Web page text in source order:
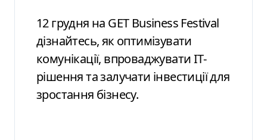
12 грудня на GET Business Festival
дізнайтесь, як оптимізувати
комунікації, впроваджувати ІТ-
рішення та залучати інвестиції для
зростання бізнесу.